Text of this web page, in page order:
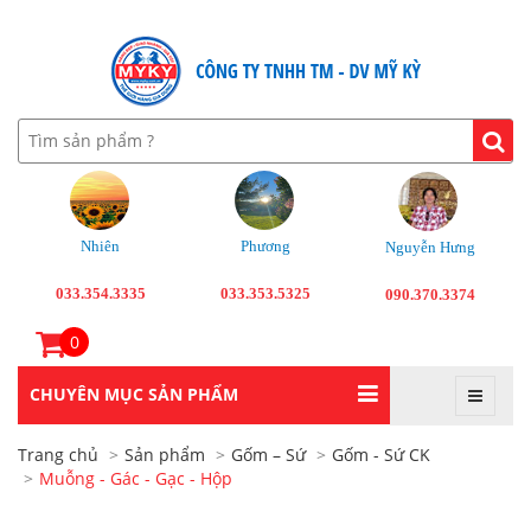
Nhiên
033.354.3335
Phương
033.353.5325
Nguyễn Hưng
090.370.3374
0
CHUYÊN MỤC SẢN PHẨM
Trang chủ Sản phẩm Gốm – Sứ
Gốm - Sứ CK
Muỗng - Gác - Gạc - Hộp